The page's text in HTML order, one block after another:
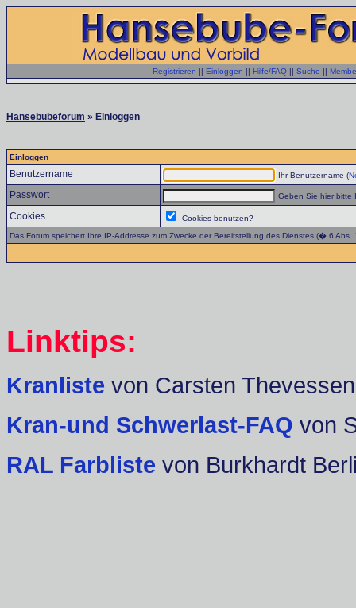
Registrieren || Einloggen || Hilfe/FAQ || Suche ||
Hansebubeforum » Einloggen
Einloggen
Benutzername Ihr Benutzername (
Passwort Geben Sie hier bitte
Cookies
Cookies benutzen?
Das Forum speichert Ihre IP-Addresse zum Zwecke der Bereitstellung des Dienstes (� 6
Linktips:
Kranliste von Carsten Thevessen
Kran-und Schwerlast-FAQ von
RAL Farbliste von Burkhardt